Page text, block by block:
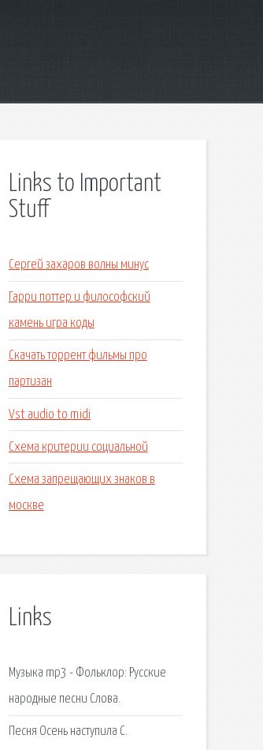
Links to Important
Stuff
Сергей захаров волны минус
Гарри поттер и философский
камень игра коды
Скачать торрент фильмы про
партизан
Vst audio to midi
Схема критерии социальной
Схема запрещающих знаков в
москве
Links
Музыка mp3 - Фольклор: Русские
народные песни Слова.
Песня Осень наступила С.